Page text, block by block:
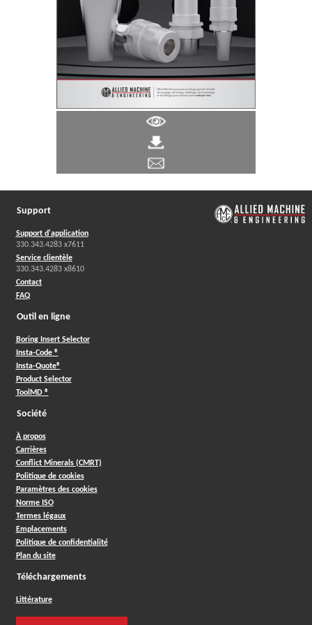
Support
Support d'application
330.343.4283 x7611
Service clientèle
330.343.4283 x8610
Contact
FAQ
Outil en ligne
Boring Insert Selector
Insta-Code ®
Insta-Quote®
Product Selector
ToolMD ®
Société
À propos
Carrières
Conflict Minerals (CMRT)
Politique de cookies
Paramètres des cookies
Norme ISO
Termes légaux
Emplacements
Politique de confidentialité
Plan du site
Téléchargements
Littérature